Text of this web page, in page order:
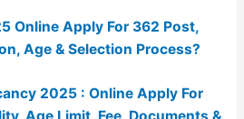
Online Apply For 362 Post,
Age & Selection Process?
2025 : Online Apply For